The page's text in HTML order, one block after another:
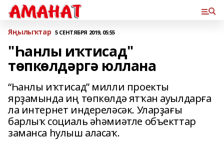
Яңылыҡтар 5 СЕНТЯБРЯ 2019, 05:55
"Һанлы иҡтисад"
төпкөлдәргә юллана
“Һанлы иҡтисад” милли проекты
ярҙамында иң төпкөлдә ятҡан ауылдарға
ла интернет индереләсәк. Уларҙағы
барлыҡ социаль әһәмиәтле объекттар
заманса һулыш аласаҡ.